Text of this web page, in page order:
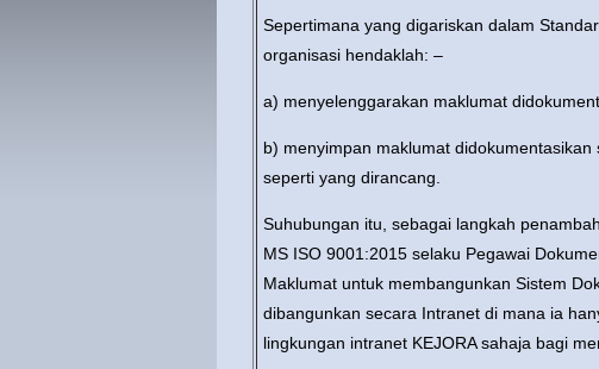
Sepertimana yang digariskan dalam
organisasi hendaklah: –
a) menyelenggarakan maklumat
b) menyimpan maklumat
seperti yang dirancang.
Suhubungan itu, sebagai langkah
MS ISO 9001:2015 selaku Pegawai
Maklumat untuk membangunkan Sistem
dibangunkan secara Intranet di mana ia
lingkungan intranet KEJORA sahaja bagi